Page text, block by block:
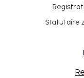
Statutaire